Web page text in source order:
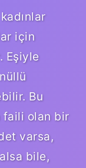
için
Eşiyle
Bu
faili olan bir
varsa,
bile,